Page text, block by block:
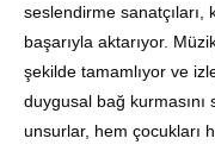
seslendirme sanatçıları,
başarıyla aktarıyor.
şekilde tamamlıyor ve
duygusal bağ kurmasını
unsurlar, hem çocukları